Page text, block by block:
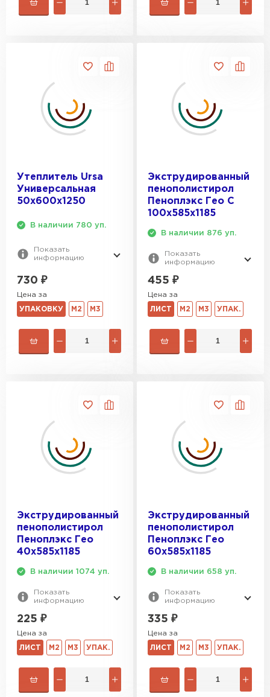
Утеплитель Ursa
Универсальная
50х600х1250
В наличии 780 уп.
Показать
информацию
730 ₽
Цена за
УПАКОВКУ М2 М3
Экструдированный
пенополистирол
Пеноплэкс Гео С
100х585х1185
В наличии 876 уп.
Показать
информацию
455 ₽
Цена за
ЛИСТ М2 М3 УПАК.
Экструдированный
пенополистирол
Пеноплэкс Гео
40х585х1185
В наличии 1074 уп.
Показать
информацию
225 ₽
Цена за
ЛИСТ М2 М3 УПАК.
Экструдированный
пенополистирол
Пеноплэкс Гео
60х585х1185
В наличии 658 уп.
Показать
информацию
335 ₽
Цена за
ЛИСТ М2 М3 УПАК.